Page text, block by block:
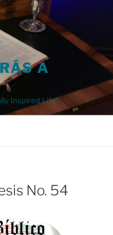
A
Inspired Life"
No. 54